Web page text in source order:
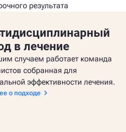
результата
в лечение
случаем работает команда
собранная для
эффективности лечения.
о подходе